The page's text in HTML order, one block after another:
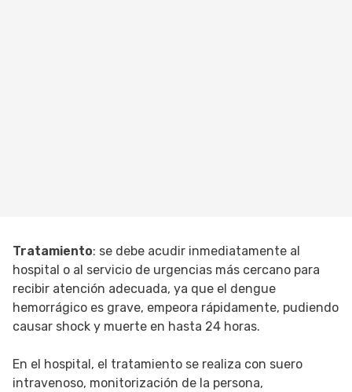
Tratamiento: se debe acudir inmediatamente al
hospital o al servicio de urgencias más cercano para
recibir atención adecuada, ya que el dengue
hemorrágico es grave, empeora rápidamente, pudiendo
causar shock y muerte en hasta 24 horas.
En el hospital, el tratamiento se realiza con suero
intravenoso, monitorización de la persona,